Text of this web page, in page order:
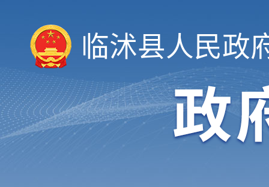
临沭县人民政
领导信息
机构职能